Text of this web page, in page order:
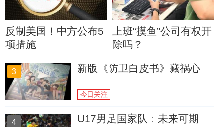
反制美国！中方公布5
项措施
上班“摸鱼”公司有权开
除吗？
3 新版《防卫白皮书》藏祸心
今日关注
4 U17男足国家队：未来可期